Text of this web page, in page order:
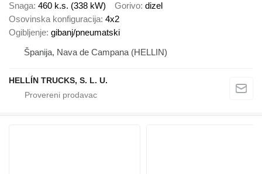
Snaga 460 k.s. (338 kW) Gorivo dizel
Osovinska konfiguracija 4x2
Ogibljenje gibanj/pneumatski
Španija, Nava de Campana (HELLIN)
HELLÍN TRUCKS, S. L. U.